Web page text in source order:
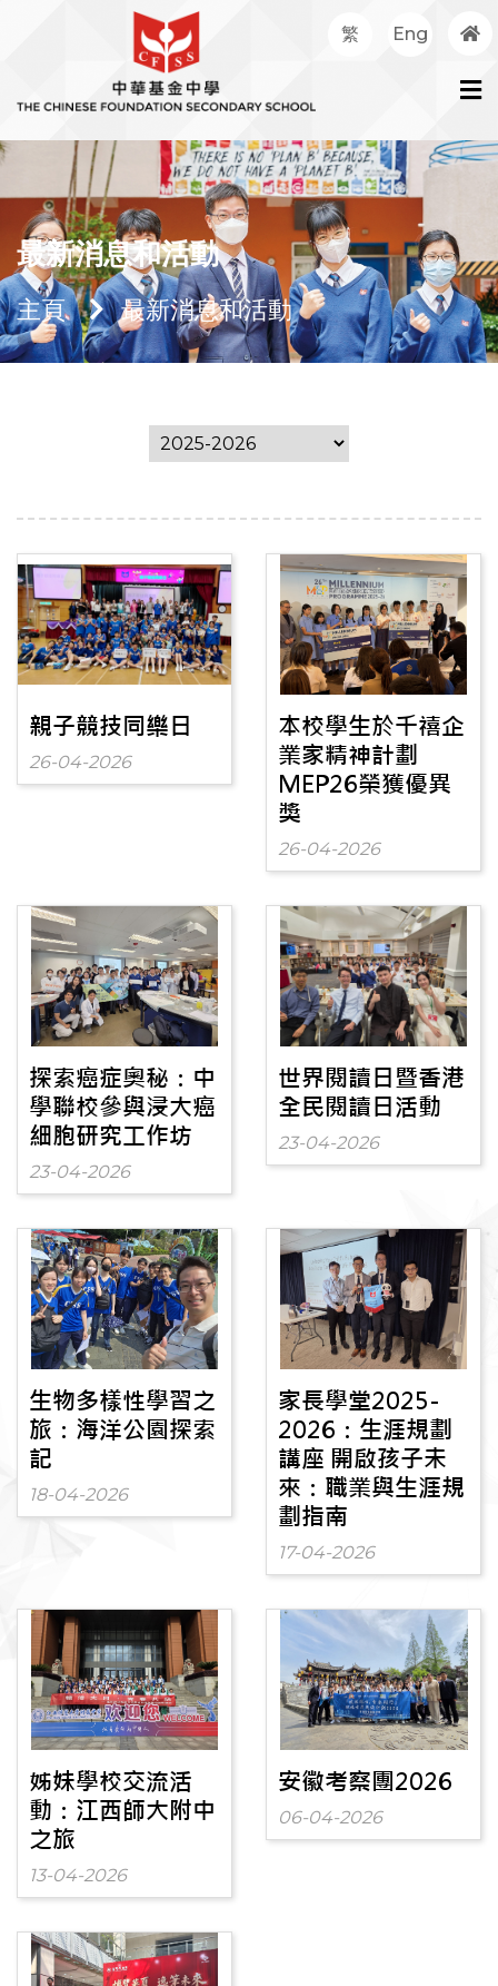
繁 Eng
最新消息和活動
主頁 最新消息和活動
親子競技同樂日
26-04-2026
本校學生於千禧企
業家精神計劃
MEP26榮獲優異
獎
26-04-2026
探索癌症奧秘：中
學聯校參與浸大癌
細胞研究工作坊
23-04-2026
世界閱讀日暨香港
全民閱讀日活動
23-04-2026
生物多樣性學習之
旅：海洋公園探索
記
18-04-2026
家長學堂2025-
2026：生涯規劃
講座 開啟孩子未
來：職業與生涯規
劃指南
17-04-2026
姊妹學校交流活
動：江西師大附中
之旅
13-04-2026
安徽考察團2026
06-04-2026